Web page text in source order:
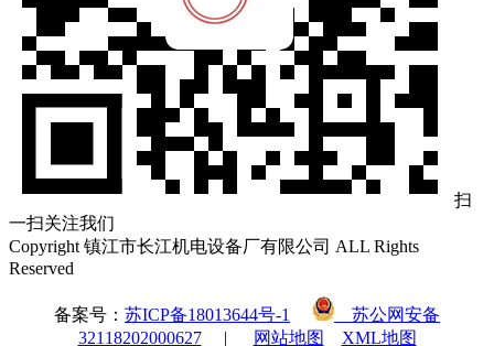
扫
一扫关注我们
Copyright 镇江市长江机电设备厂有限公司 ALL Rights
Reserved
备案号： 苏ICP备18013644号-1
苏公网安备
32118202000627| 网站地图 XML地图